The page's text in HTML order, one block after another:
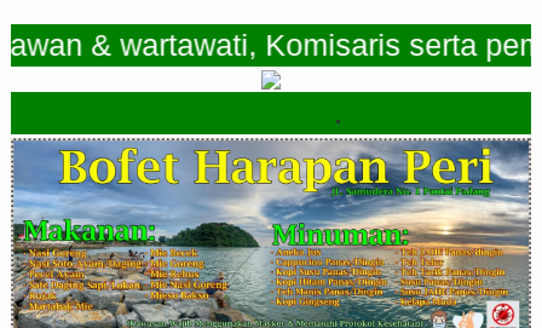
& wartawati, Komisaris serta